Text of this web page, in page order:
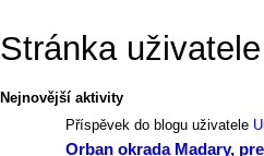
Stránka
Nejnovější aktivity
Příspěvek do blogu uživatele
Orban okrada Madary,